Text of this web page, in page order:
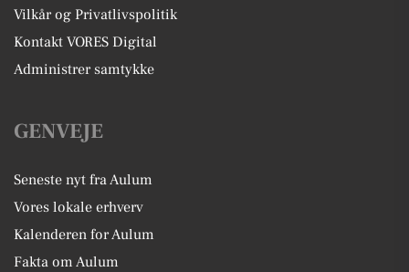
Vilkår og Privatlivspolitik
Kontakt VORES Digital
Administrer samtykke
GENVEJE
Seneste nyt fra Aulum
Vores lokale erhverv
Kalenderen for Aulum
Fakta om Aulum